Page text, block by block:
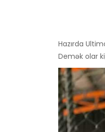
Hazırda
Demək olar